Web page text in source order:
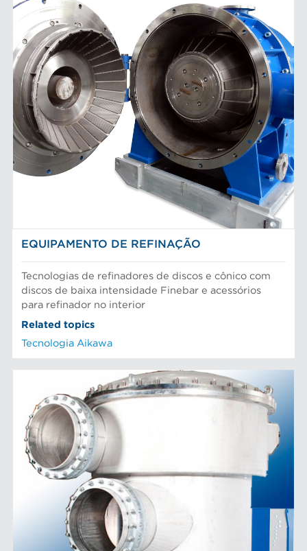
MAIS FILTROS
COMPONENTS DE DESGASTE DE
DESEMPENHO
Cestos peneira
Discos e insertos do refinador
Elementos do filtro
Placas depuradoras
Rotores de depurador
MARCAS AFT
Depuradores Max
Refinação Finebar
Sistemas de aproximação POM
Tecnologia Aikawa
MERCADOS
Aproximação da máquina de papel
Cilindros e placas industriais
Depuração e separação de alimentos
Fibras químicas
Fibras recicladas
Pasta Mecanica
EQUIPAMENTO
Peneiras
Preparação do material
Sistema de aproximação
SOLUÇÕES PARA PARTE ÚMIDA
EQUIPAMENTO DE REFINAÇÃO
Tecnologias de refinadores de discos e cônico com
discos de baixa intensidade Finebar e acessórios
para refinador no interior
Related topics
Tecnologia Aikawa